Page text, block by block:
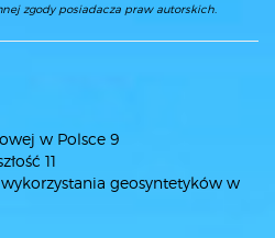
zgody posiadacza praw autorskich.
w Polsce 9
11
geosyntetyków w